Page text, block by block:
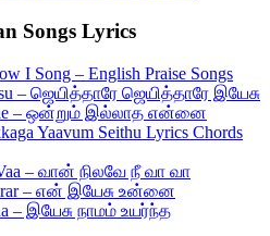
Songs Lyrics
I Song – English Praise Songs
– ஜெயித்தாரே ஜெயித்தாரே இயேசு
– ஒன்றும் இல்லாத என்னை
Yaavum Seithu Lyrics Chords
– வான் நிலவே நீ வா வா
– என் இயேசு உன்னை
– இயேசு நாமம் உயர்ந்த